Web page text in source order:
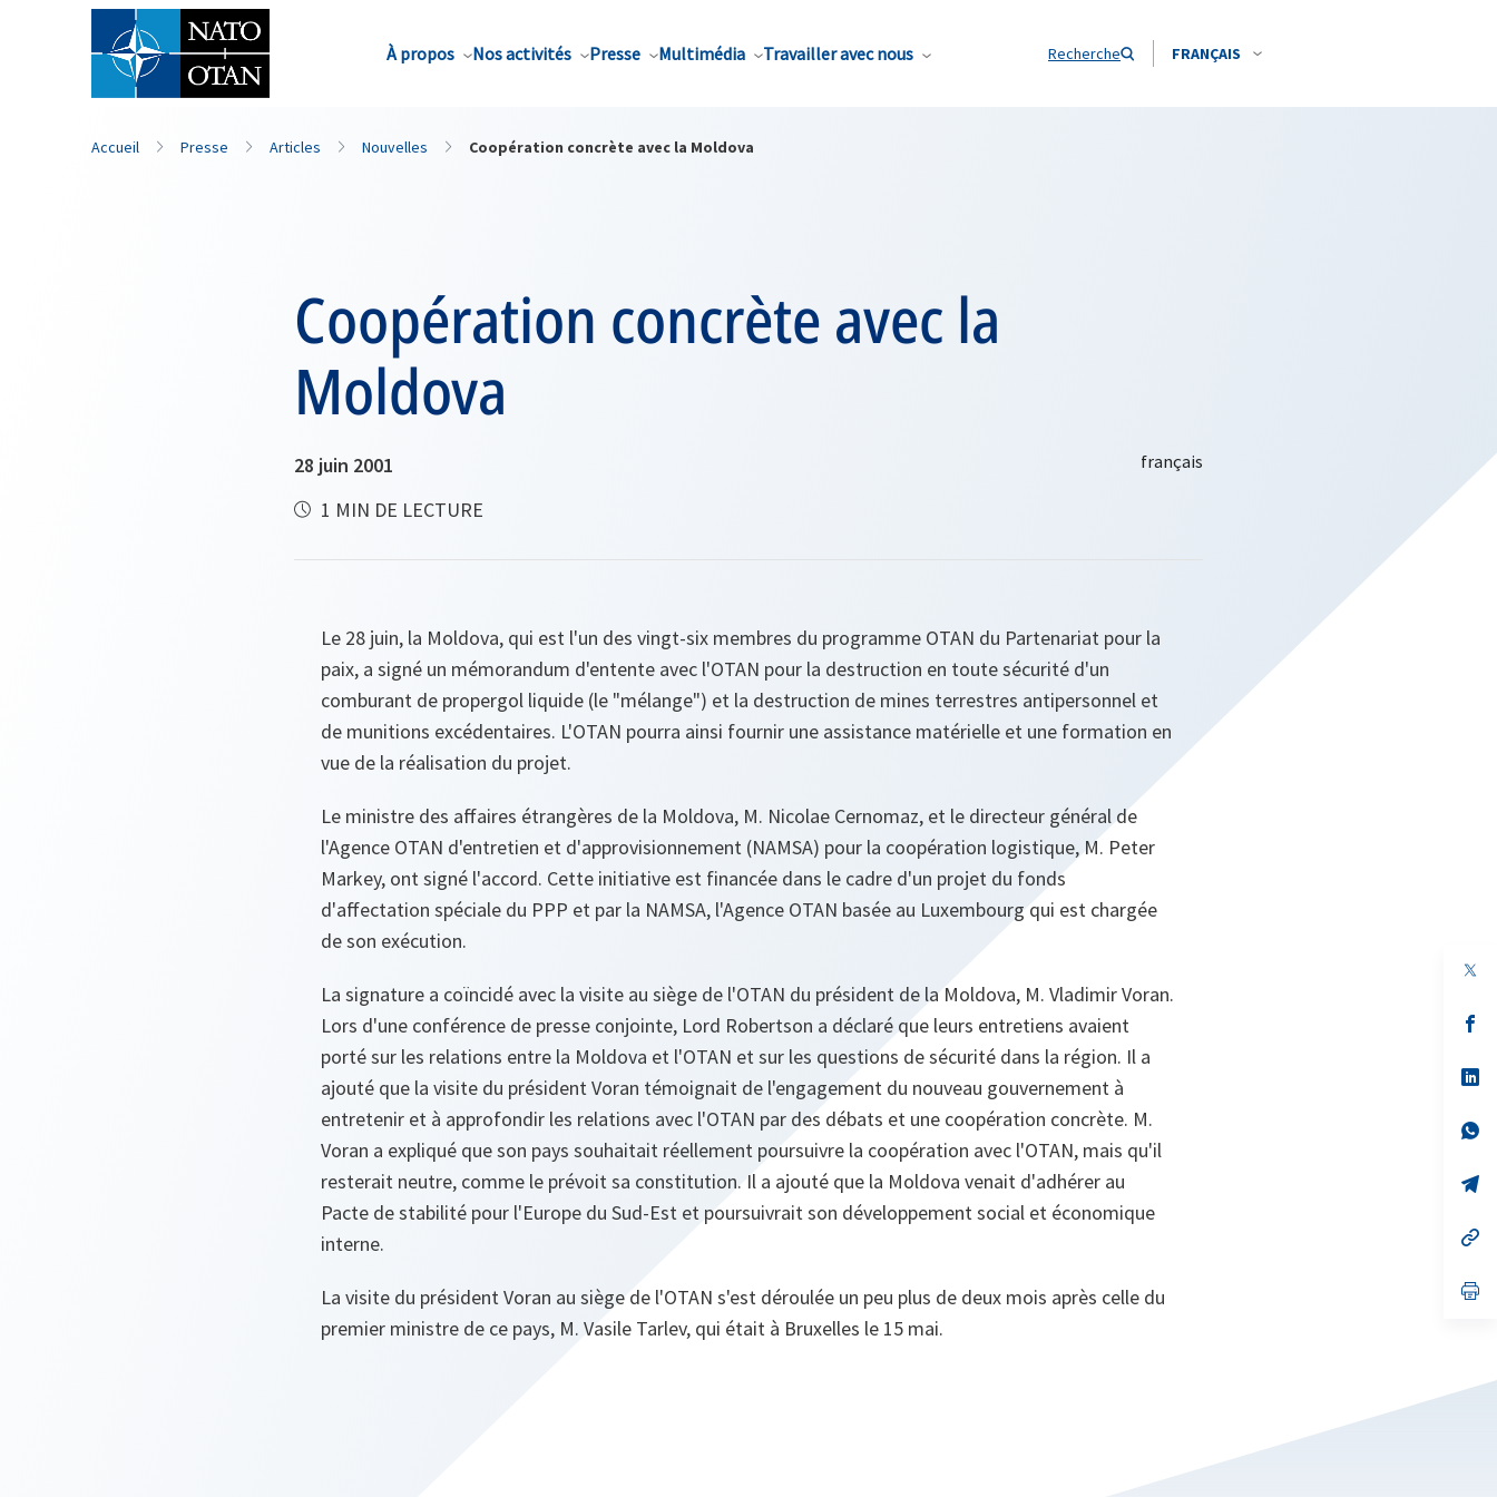
À propos Nos activités Presse Multimédia Travailler avec nous Recherche FRANÇAIS
Nom de famille*
Accueil Presse Articles Nouvelles Coopération concrète avec la Moldova
Coopération concrète avec la
Moldova
28 juin 2001
1 MIN DE LECTURE
Le 28 juin, la Moldova, qui est l'un des vingt-six membres du programme OTAN du Partenariat pour la
paix, a signé un mémorandum d'entente avec l'OTAN pour la destruction en toute sécurité d'un
comburant de propergol liquide (le "mélange") et la destruction de mines terrestres antipersonnel et
de munitions excédentaires. L'OTAN pourra ainsi fournir une assistance matérielle et une formation en
vue de la réalisation du projet.
Le ministre des affaires étrangères de la Moldova, M. Nicolae Cernomaz, et le directeur général de
l'Agence OTAN d'entretien et d'approvisionnement (NAMSA) pour la coopération logistique, M. Peter
Markey, ont signé l'accord. Cette initiative est financée dans le cadre d'un projet du fonds
d'affectation spéciale du PPP et par la NAMSA, l'Agence OTAN basée au Luxembourg qui est chargée
de son exécution.
La signature a coïncidé avec la visite au siège de l'OTAN du président de la Moldova, M. Vladimir Voran.
Lors d'une conférence de presse conjointe, Lord Robertson a déclaré que leurs entretiens avaient
porté sur les relations entre la Moldova et l'OTAN et sur les questions de sécurité dans la région. Il a
ajouté que la visite du président Voran témoignait de l'engagement du nouveau gouvernement à
entretenir et à approfondir les relations avec l'OTAN par des débats et une coopération concrète. M.
Voran a expliqué que son pays souhaitait réellement poursuivre la coopération avec l'OTAN, mais qu'il
resterait neutre, comme le prévoit sa constitution. Il a ajouté que la Moldova venait d'adhérer au
Pacte de stabilité pour l'Europe du Sud-Est et poursuivrait son développement social et économique
interne.
La visite du président Voran au siège de l'OTAN s'est déroulée un peu plus de deux mois après celle du
premier ministre de ce pays, M. Vasile Tarlev, qui était à Bruxelles le 15 mai.